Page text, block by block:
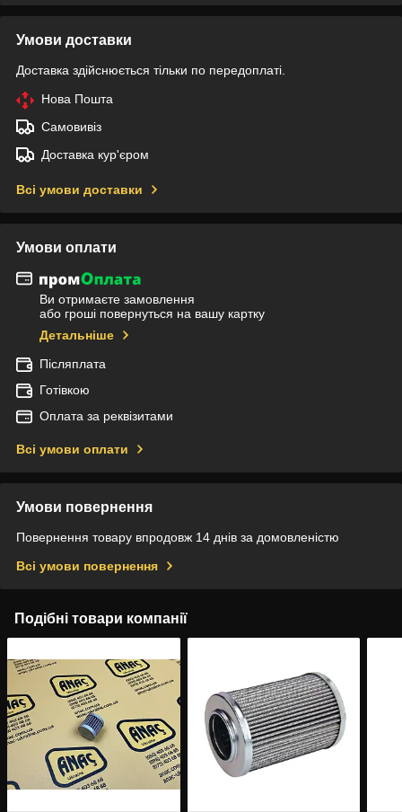
Умови доставки
Доставка здійснюється тільки по передоплаті.
Нова Пошта
Самовивіз
Доставка кур'єром
Всі умови доставки
Умови оплати
Ви отримаєте замовлення
або гроші повернуться на вашу картку
Детальніше
Післяплата
Готівкою
Оплата за реквізитами
Всі умови оплати
Умови повернення
Повернення товару впродовж 14 днів за домовленістю
Всі умови повернення
Подібні товари компанії